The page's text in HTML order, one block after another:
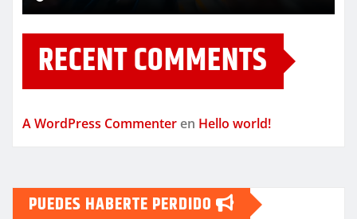
RECENT COMMENTS
A WordPress Commenter en Hello world!
PUEDES HABERTE PERDIDO